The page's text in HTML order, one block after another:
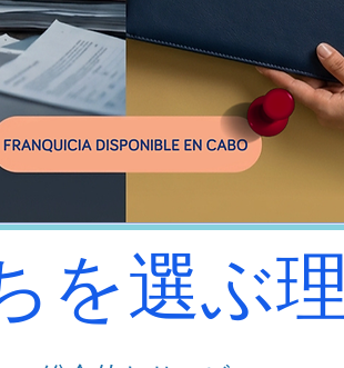
を選ぶ理